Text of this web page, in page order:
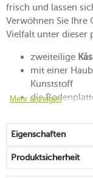
frisch und lassen
Verwöhnen Sie Ihre
Vielfalt unter dieser
zweiteilige
mit einer
Kunststoff
die
robust,
Mehr anzeigen
Eigenschaften
Produktsicherheit